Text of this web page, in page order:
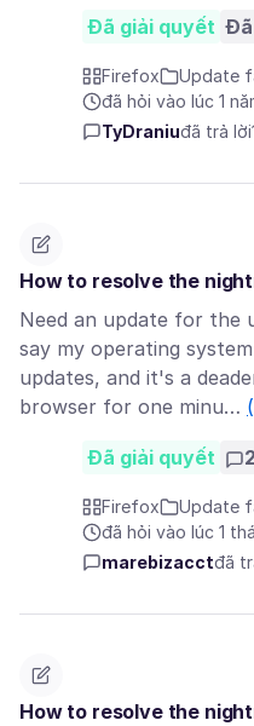
Đã giải quyết
Firefox
Update
đã hỏi vào lúc 1
TyDraniuđã trả lời
How to resolve the
Need an update for the
say my operating
updates, and it's a
browser for one minu…
Đã giải quyết 2
Firefox
Update
đã hỏi vào lúc 1
marebizacctđã
How to resolve the